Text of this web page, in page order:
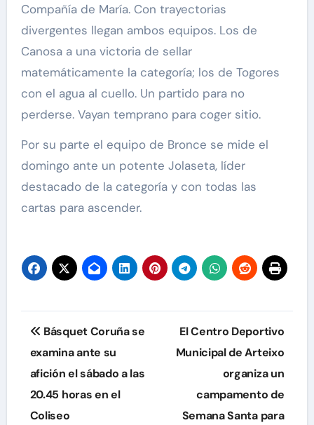
Compañía de María. Con trayectorias
divergentes llegan ambos equipos. Los de
Canosa a una victoria de sellar
matemáticamente la categoría; los de Togores
con el agua al cuello. Un partido para no
perderse. Vayan temprano para coger sitio.
Por su parte el equipo de Bronce se mide el
domingo ante un potente Jolaseta, líder
destacado de la categoría y con todas las
cartas para ascender.
Navegación
de
entradas
Básquet Coruña se
examina ante su
afición el sábado a las
20.45 horas en el
Coliseo
El Centro Deportivo
Municipal de Arteixo
organiza un
campamento de
Semana Santa para